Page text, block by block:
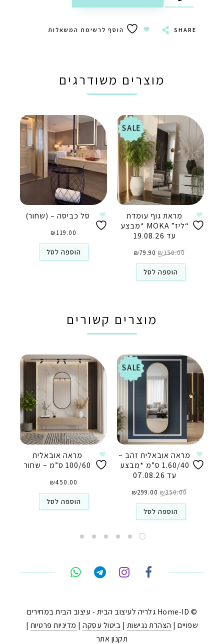
SHARE הוסף לרשימת המשאלות
מוצרים משודרגים
SALE
מראת גוף עומדת
“ליז” MOKA *מבצע
עד 19.08.26
₪150.00 המקורי
היה:
₪150.00.
₪79.90 הנוכחי
הוא:
הוספה לסל
סל כביסה – (שחור)
₪119.00
הוספה לסל
מוצרים קשורים
SALE
מראה אובאלית זהב –
1.60/40 ס”מ *מבצע
עד 07.08.26
₪350.00 המקורי
היה:
₪350.00.
₪299.00 הנוכחי
הוא:
הוספה לסל
מראה אובאלית
100/60 ס”מ – שחור
₪450.00
הוספה לסל
© Home-ID גלריה לעיצוב הבית - עיצוב הבית במחירים
שפויים | הצהרת נגישות | ביטול עסקה| מדיניות פרטיות |
תקנון אתר